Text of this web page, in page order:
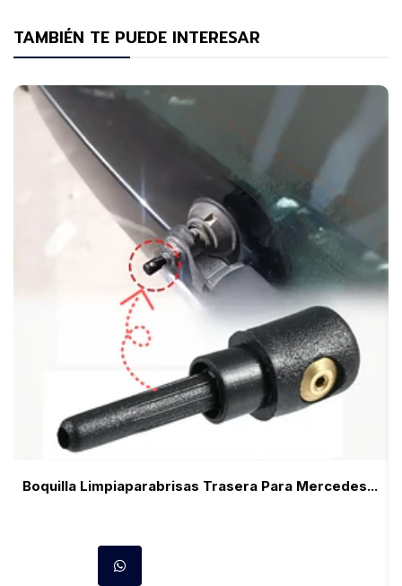
TAMBIÉN TE PUEDE INTERESAR
Boquilla Limpiaparabrisas Trasera Para Mercedes...